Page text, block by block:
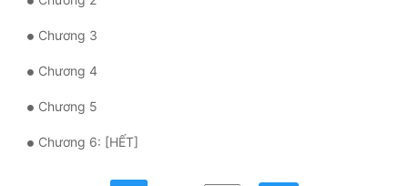
Mưu Mô
Mạt Thế
Mỹ Thực
Ngôn Tình
Chương 3
Chương 4
Chương 5
Chương 6: [HẾT]